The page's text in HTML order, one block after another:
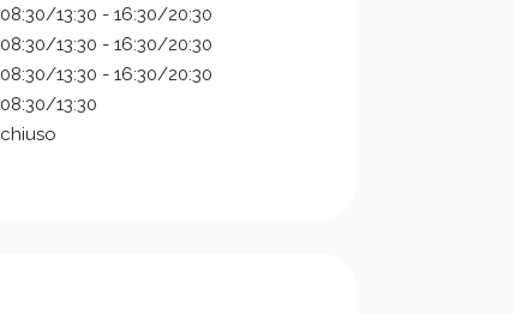
08:30/13:30 - 16:30/20:30
08:30/13:30 - 16:30/20:30
08:30/13:30 - 16:30/20:30
08:30/13:30
chiuso